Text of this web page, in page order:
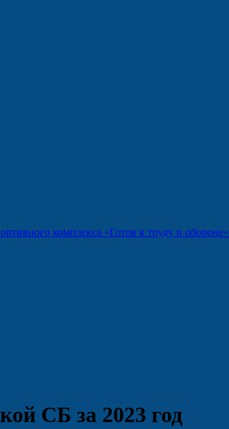
комплекса «Готов к труду и обороне»
СБ за 2023 год